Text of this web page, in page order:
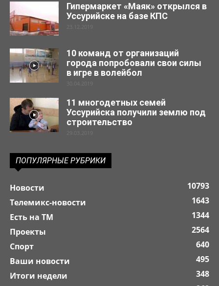
Гипермаркет «Маяк» открылся в
Уссурийске на базе КПС
23.12.2019
10 команд от организаций
города попробовали свои силы
в игре в волейбол
30.04.2019
11 многодетных семей
Уссурийска получили землю под
строительство
29.03.2019
ПОПУЛЯРНЫЕ РУБРИКИ
Новости
10793
Телемикс-новости
1643
Есть на ТМ
1344
Проекты
2564
Спорт
640
Ваши новости
495
Итоги недели
348